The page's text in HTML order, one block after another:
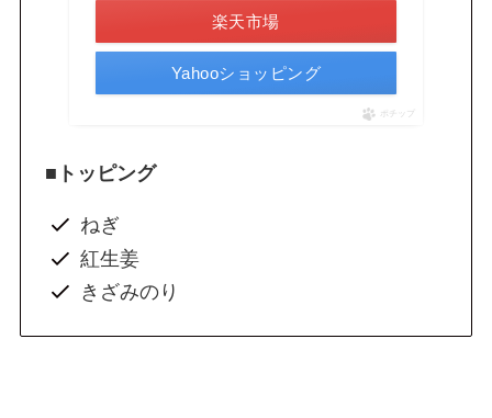
楽天市場
Yahooショッピング
ポチップ
■トッピング
ねぎ
紅生姜
きざみのり